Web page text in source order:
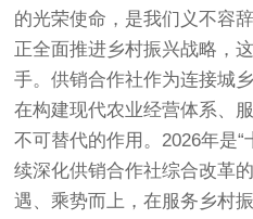
的光荣使命，是我们义不容
正全面推进乡村振兴战略，
手。供销合作社作为连接城
在构建现代农业经营体系、
不可替代的作用。2026年是
续深化供销合作社综合改革
遇、乘势而上，在服务乡村